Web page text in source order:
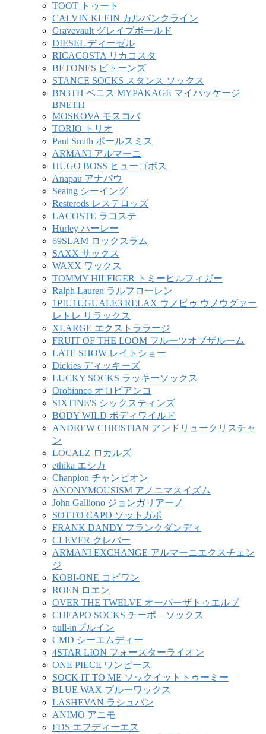
TOOT トゥート
CALVIN KLEIN カルバンクライン
Gravevault グレイブボールド
DIESEL ディーゼル
RICACOSTA リカコスタ
BETONES ビトーンズ
STANCE SOCKS スタンス ソックス
BN3TH ベニス MYPAKAGE マイパッケージ
BNETH
MOSKOVA モスコバ
TORIO トリオ
Paul Smith ポールスミス
ARMANI アルマーニ
HUGO BOSS ヒューゴボス
Anapau アナパウ
Seaing シーイング
Resterods レステロッズ
LACOSTE ラコステ
Hurley ハーレー
69SLAM ロックスラム
SAXX サックス
WAXX ワックス
TOMMY HILFIGER トミーヒルフィガー
Ralph Lauren ラルフローレン
1PIU1UGUALE3 RELAX ウノピゥ ウノウグァー
レトレ リラックス
XLARGE エクストララージ
FRUIT OF THE LOOM フルーツオブザルーム
LATE SHOW レイトショー
Dickies ディッキーズ
LUCKY SOCKS ラッキーソックス
Orobianco オロビアンコ
SIXTINE'S シックスティンズ
BODY WILD ボディワイルド
ANDREW CHRISTIAN アンドリュークリスチャ
ン
LOCALZ ロカルズ
ethika エシカ
Chanpion チャンピオン
ANONYMOUSISM アノニマスイズム
John Galliono ジョンガリアーノ
SOTTO CAPO ソットカポ
FRANK DANDY フランクダンディ
CLEVER クレバー
ARMANI EXCHANGE アルマーニエクスチェン
ジ
KOBI-ONE コビワン
ROEN ロエン
OVER THE TWELVE オーバーザトゥエルブ
CHEAPO SOCKS チーポ ソックス
pull-inプルイン
CMD シーエムディー
4STAR LION フォースターライオン
ONE PIECE ワンピース
SOCK IT TO ME ソックイットトゥーミー
BLUE WAX ブルーワックス
LASHEVAN ラシュバン
ANIMO アニモ
FDS エフディーエス